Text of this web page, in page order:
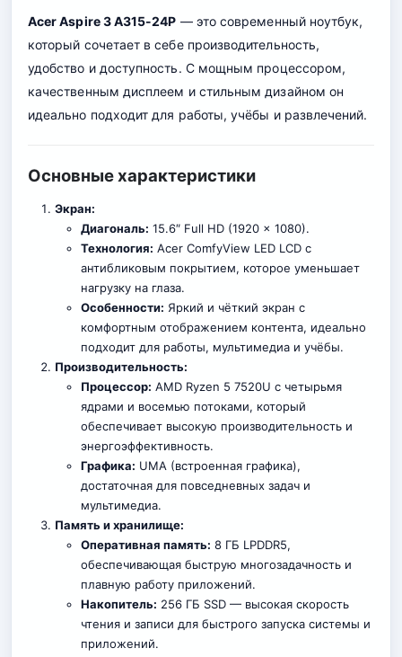
Acer Aspire 3 A315-24P — это современный ноутбук,
который сочетает в себе производительность,
удобство и доступность. С мощным процессором,
качественным дисплеем и стильным дизайном он
идеально подходит для работы, учёбы и развлечений.
Основные характеристики
Экран:
Диагональ: 15.6″ Full HD (1920 x 1080).
Технология: Acer ComfyView LED LCD с
антибликовым покрытием, которое уменьшает
нагрузку на глаза.
Особенности: Яркий и чёткий экран с
комфортным отображением контента, идеально
подходит для работы, мультимедиа и учёбы.
Производительность:
Процессор: AMD Ryzen 5 7520U с четырьмя
ядрами и восемью потоками, который
обеспечивает высокую производительность и
энергоэффективность.
Графика: UMA (встроенная графика),
достаточная для повседневных задач и
мультимедиа.
Память и хранилище:
Оперативная память: 8 ГБ LPDDR5,
обеспечивающая быструю многозадачность и
плавную работу приложений.
Накопитель: 256 ГБ SSD — высокая скорость
чтения и записи для быстрого запуска системы и
приложений.